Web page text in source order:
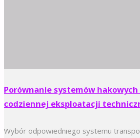
Porównanie systemów
codziennej eksploatacji
Wybór odpowiedniego systemu